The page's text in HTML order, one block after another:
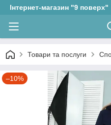
Інтернет-магазин "9 поверх"
Товари та послуги
–10%